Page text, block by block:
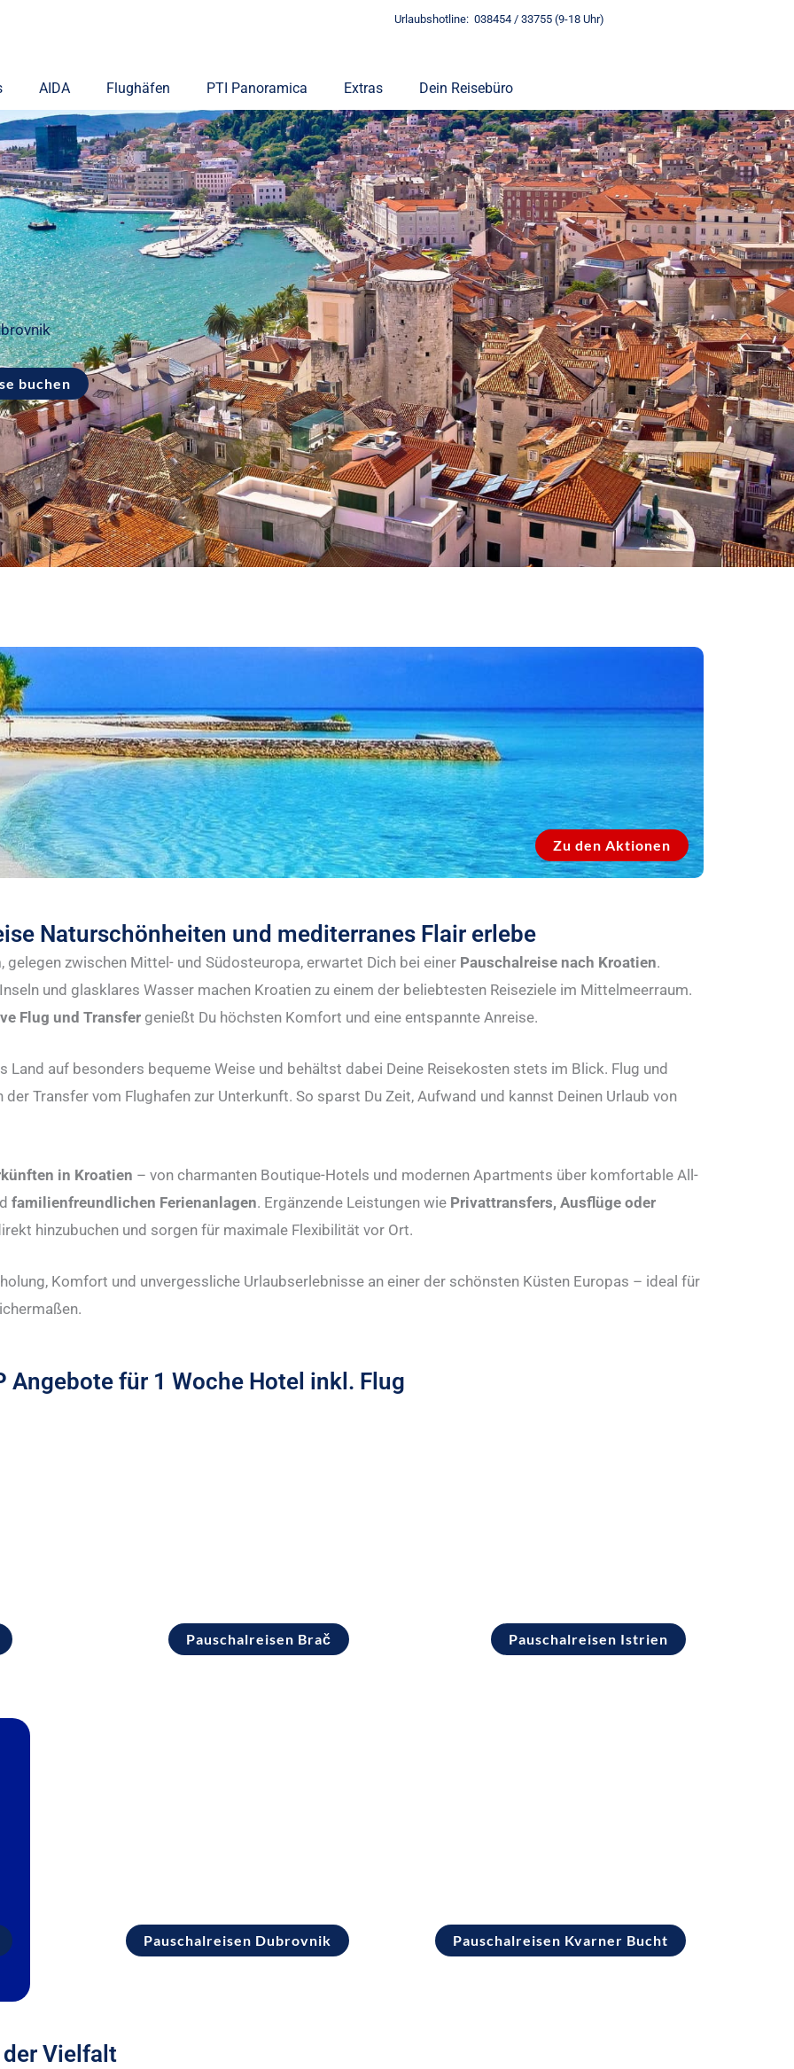
Urlaubshotline: 038454 / 33755 (9-18 Uhr)
AIDA Flughäfen PTI Panoramica Extras Dein Reisebüro
buchen
Zu den Aktionen
Naturschönheiten und mediterranes Flair erlebe
, gelegen zwischen Mittel- und Südosteuropa, erwartet Dich bei einer Pauschalreise nach Kroatien.
und glasklares Wasser machen Kroatien zu einem der beliebtesten Reiseziele im Mittelmeerraum.
Flug und Transfer genießt Du höchsten Komfort und eine entspannte Anreise.
Land auf besonders bequeme Weise und behältst dabei Deine Reisekosten stets im Blick. Flug und
Transfer vom Flughafen zur Unterkunft. So sparst Du Zeit, Aufwand und kannst Deinen Urlaub von
in Kroatien – von charmanten Boutique-Hotels und modernen Apartments über komfortable All-
familienfreundlichen Ferienanlagen. Ergänzende Leistungen wie Privattransfers, Ausflüge oder
hinzubuchen und sorgen für maximale Flexibilität vor Ort.
Komfort und unvergessliche Urlaubserlebnisse an einer der schönsten Küsten Europas – ideal für
Angebote für 1 Woche Hotel inkl. Flug
Pauschalreisen Brač Pauschalreisen Istrien
Pauschalreisen Dubrovnik Pauschalreisen Kvarner Bucht
Vielfalt